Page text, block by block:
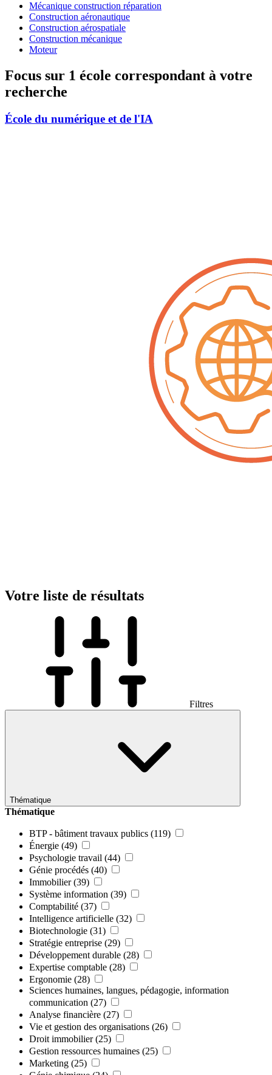
Mécanique construction réparation
Construction aéronautique
Construction aérospatiale
Construction mécanique
Moteur
Focus sur 1 école correspondant à votre
recherche
École du numérique et de l'IA
Votre liste de résultats
Filtres
Thématique
Thématique
BTP - bâtiment travaux publics (119)
Énergie (49)
Psychologie travail (44)
Génie procédés (40)
Immobilier (39)
Système information (39)
Comptabilité (37)
Intelligence artificielle (32)
Biotechnologie (31)
Stratégie entreprise (29)
Développement durable (28)
Expertise comptable (28)
Ergonomie (28)
Sciences humaines, langues, pédagogie, information
communication (27)
Analyse financière (27)
Vie et gestion des organisations (26)
Droit immobilier (25)
Gestion ressources humaines (25)
Marketing (25)